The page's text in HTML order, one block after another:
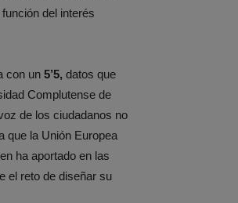
del interés
con un 5’5, datos que
Complutense de
de los ciudadanos no
que la Unión Europea
ha aportado en las
el reto de diseñar su